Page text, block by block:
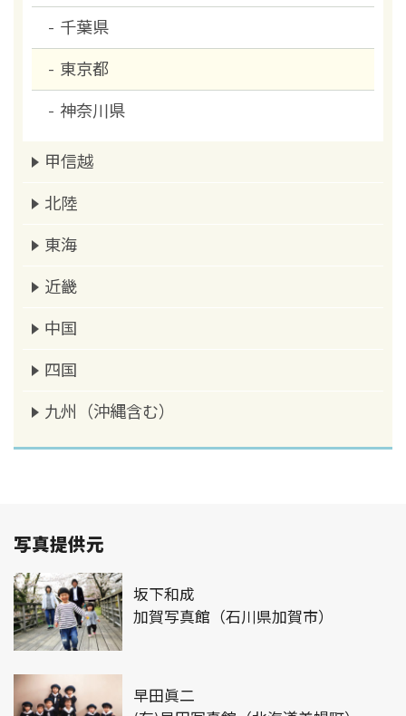
千葉県
東京都
神奈川県
甲信越
北陸
東海
近畿
中国
四国
九州（沖縄含む）
写真提供元
坂下和成
加賀写真館（石川県加賀市）
早田眞二